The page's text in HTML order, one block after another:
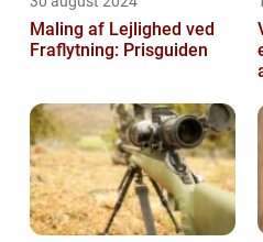
Maling af Lejlighed ved
Fraflytning: Prisguiden